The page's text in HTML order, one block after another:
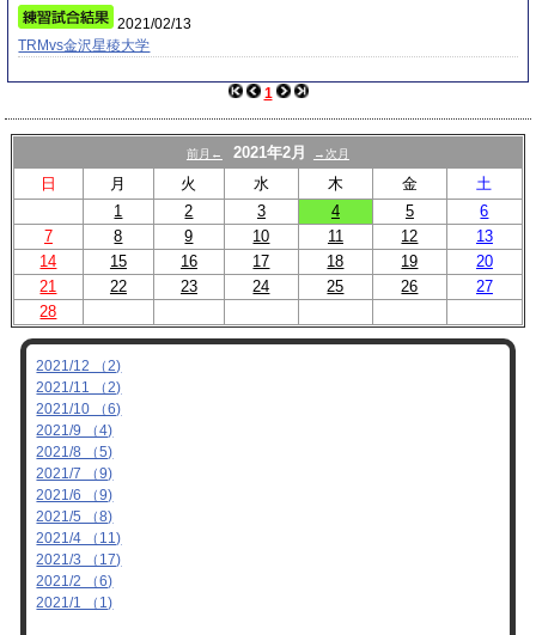
2021/02/13
TRMvs金沢星稜大学
1
前月← 2021年2月 →次月
日 月 火 水 木 金
土
1
2 3 4 5
6
7
8 9 10 11 12
13
14
15 16 17 18 19
20
21
22 23 24 25 26
27
28
2021/12 （2)
2021/11 （2)
2021/10 （6)
2021/9 （4)
2021/8 （5)
2021/7 （9)
2021/6 （9)
2021/5 （8)
2021/4 （11)
2021/3 （17)
2021/2 （6)
2021/1 （1)